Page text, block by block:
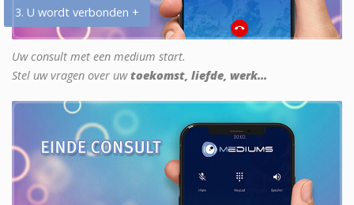
3. U wordt verbonden +
Uw consult met een medium start.
Stel uw vragen over uwtoekomst, liefde, werk...